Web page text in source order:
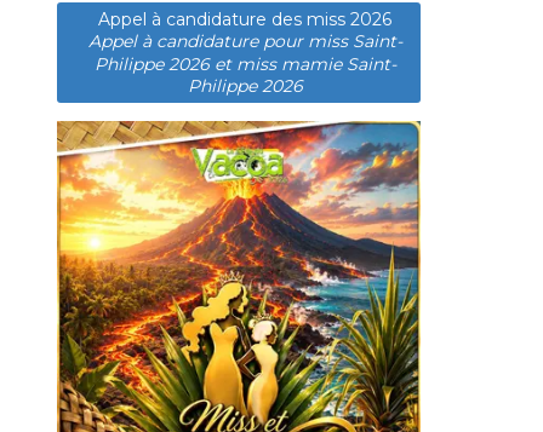
Appel à candidature des miss 2026
Appel à candidature pour miss Saint-
Philippe 2026 et miss mamie Saint-
Philippe 2026